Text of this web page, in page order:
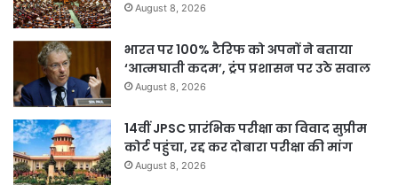
August 8, 2026
भारत पर 100% टैरिफ को अपनों ने बताया
‘आत्मघाती कदम’, ट्रंप प्रशासन पर उठे सवाल
August 8, 2026
14वीं JPSC प्रारंभिक परीक्षा का विवाद सुप्रीम
कोर्ट पहुंचा, रद्द कर दोबारा परीक्षा की मांग
August 8, 2026